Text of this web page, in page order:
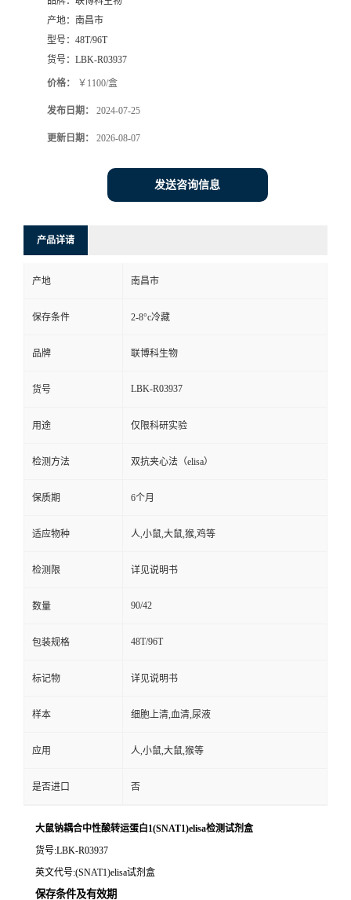
产地： 南昌市
型号： 48T/96T
货号： LBK-R03937
价格： ￥1100/盒
发布日期： 2024-07-25
更新日期： 2026-08-07
发送咨询信息
产品详请
产地 南昌市
保存条件 2-8°c冷藏
品牌 联博科生物
货号 LBK-R03937
用途 仅限科研实验
检测方法 双抗夹心法（elisa）
保质期 6个月
适应物种 人,小鼠,大鼠,猴,鸡等
检测限 详见说明书
数量 90/42
包装规格 48T/96T
标记物 详见说明书
样本 细胞上清,血清,尿液
应用 人,小鼠,大鼠,猴等
是否进口 否
大鼠钠耦合中性酸转运蛋白1(SNAT1)elisa检测试剂盒
货号:LBK-R03937
英文代号:(SNAT1)elisa试剂盒
保存条件及有效期